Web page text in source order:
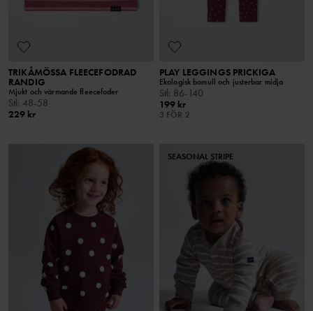
TRIKÅMÖSSA FLEECEFODRAD
RANDIG
Mjukt och värmande fleecefoder
Stl: 48-58
229 kr
PLAY LEGGINGS PRICKIGA
Ekologisk bomull och justerbar midja
Stl: 86-140
199 kr
3 FÖR 2
SEASONAL STRIPE